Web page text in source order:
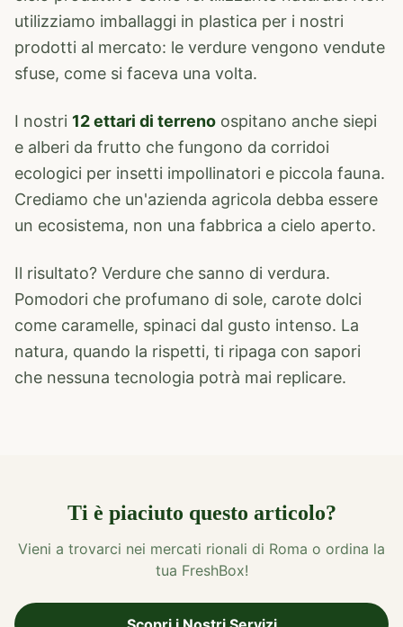
utilizziamo imballaggi in plastica per i nostri
prodotti al mercato: le verdure vengono vendute
sfuse, come si faceva una volta.
I nostri 12 ettari di terreno ospitano anche siepi
e alberi da frutto che fungono da corridoi
ecologici per insetti impollinatori e piccola fauna.
Crediamo che un'azienda agricola debba essere
un ecosistema, non una fabbrica a cielo aperto.
Il risultato? Verdure che sanno di verdura.
Pomodori che profumano di sole, carote dolci
come caramelle, spinaci dal gusto intenso. La
natura, quando la rispetti, ti ripaga con sapori
che nessuna tecnologia potrà mai replicare.
Ti è piaciuto questo articolo?
Vieni a trovarci nei mercati rionali di Roma o ordina la
tua FreshBox!